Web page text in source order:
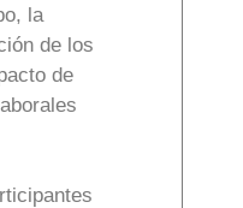
la
de los
de